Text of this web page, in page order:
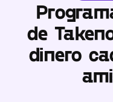
de
dinero